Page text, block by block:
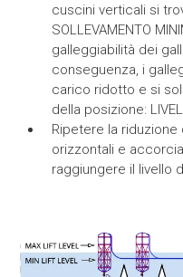
cuscini verticali si
SOLLEVAMENTO
galleggiabilità dei
conseguenza, i
carico ridotto e si
della posizione:
Ripetere la
orizzontali e
raggiungere il livello